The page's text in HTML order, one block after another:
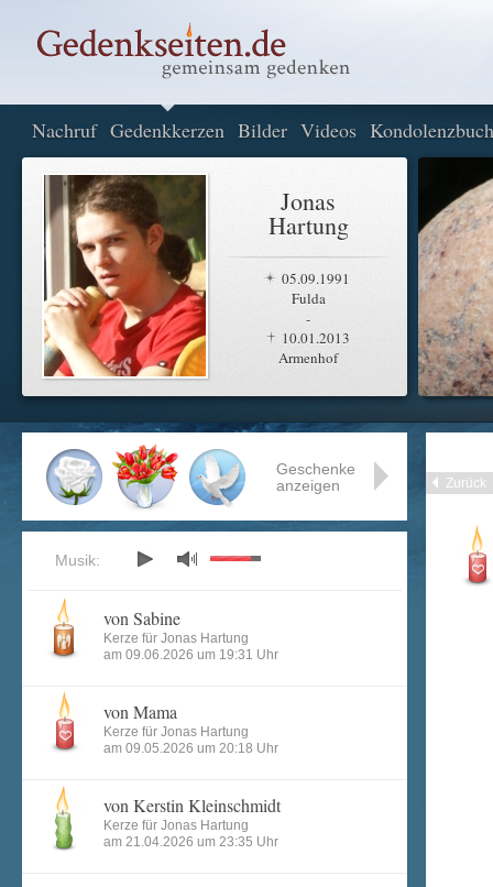
Nachruf Gedenkkerzen Bilder Videos Kondolenzbuch
Jonas
Hartung
05.09.1991
Fulda
-
10.01.2013
Armenhof
Zurück
Geschenke
anzeigen
Musik:
von Sabine
Kerze für Jonas Hartung
am 09.06.2026 um 19:31 Uhr
von Mama
Kerze für Jonas Hartung
am 09.05.2026 um 20:18 Uhr
von Kerstin Kleinschmidt
Kerze für Jonas Hartung
am 21.04.2026 um 23:35 Uhr